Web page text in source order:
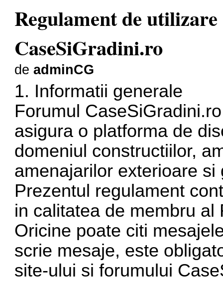
Regulament de
CaseSiGradini.ro
deadminCG
1. Informatii generale
Forumul
asigura o platforma de
domeniul constructiilor,
amenajarilor exterioare si
Prezentul regulament
in calitatea de membru
Oricine poate citi
scrie mesaje, este
site-ului si forumului